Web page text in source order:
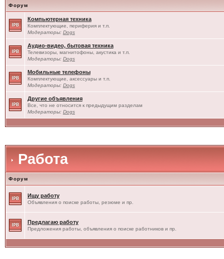
Форум
Компьютерная техника
Комплектующие, периферия и т.п.
Модераторы: Dogs
Аудио-видео, бытовая техника
Телевизоры, магнитофоны, акустика и т.п.
Модераторы: Dogs
Мобильные телефоны
Комплектующие, аксессуары и т.п.
Модераторы: Dogs
Другие объявления
Все, что не относится к предыдущим разделам
Модераторы: Dogs
Работа
Форум
Ищу работу
Объявления о поиске работы, резюме и пр.
Предлагаю работу
Предложения работы, объявления о поиске работников и пр.